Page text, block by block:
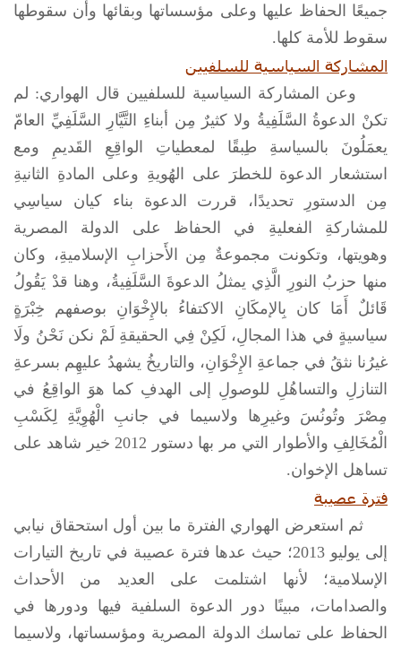
جميعًا الحفاظ عليها وعلى مؤسساتها وبقائها وأن سقوطها
سقوط للأمة كلها.
المشاركة السياسية للسلفيين
وعن المشاركة السياسية للسلفيين قال الهواري: لم
تكنْ الدعوةُ السَّلَفِيةُ ولا كثيرٌ مِن أبناءِ التَّيَّارِ السَّلَفِيِّ العامّ
يعمَلُونَ بالسياسةِ طِبقًا لمعطياتِ الواقِعِ القَديمِ ومع
استشعار الدعوة للخطرَ على الهُويةِ وعلى المادةِ الثانيةِ
مِن الدستورِ تحديدًا، قررت الدعوة بناء كيان سياسِي
للمشاركةِ الفعليةِ في الحفاظ على الدولة المصرية
وهويتها، وتكونت مجموعةٌ مِن الأَحزابِ الإسلاميةِ، وكان
منها حزبُ النورِ الَّذِي يمثلُ الدعوةَ السَّلَفِيةُ، وهنا قدْ يَقُولُ
قَائلٌ أَمَا كان بِالإمكَانِ الاكتفاءُ بالإِخْوَانِ بوصفهم خِبْرَةٍ
سياسيةٍ في هذا المجالِ، لَكِنْ فِي الحقيقةِ لَمْ نكن نَحْنُ ولَا
غيرُنا نثقُ في جماعةِ الإِخْوَانِ، والتاريخُ يشهدُ عليهِم بسرعةِ
التنازلِ والتساهُلِ للوصولِ إلى الهدفِ كما هوَ الواقِعُ في
مِصْرَ وتُونُسَ وغيرِها ولاسيما في جانبِ الْهُوِيَّةِ لِكَسْبِ
الْمُخَالِفِ والأطوار التي مر بها دستور 2012 خير شاهد على
تساهل الإخوان.
فترة عصيبة
ثم استعرض الهواري الفترة ما بين أول استحقاق نيابي
إلى يوليو 2013؛ حيث عدها فترة عصيبة في تاريخ التيارات
الإسلامية؛ لأنها اشتلمت على العديد من الأحداث
والصدامات، مبينًا دور الدعوة السلفية فيها ودورها في
الحفاظ على تماسك الدولة المصرية ومؤسساتها، ولاسيما